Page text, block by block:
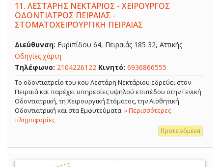
11. ΛΕΣΤΑΡΗΣ ΝΕΚΤΑΡΙΟΣ - ΧΕΙΡΟΥΡΓΟΣ
ΟΔΟΝΤΙΑΤΡΟΣ ΠΕΙΡΑΙΑΣ -
ΣΤΟΜΑΤΟΧΕΙΡΟΥΡΓΙΚΗ ΠΕΙΡΑΙΑΣ
Διεύθυνση: Ευριπίδου 64, Πειραιάς 185 32, Αττικής
Οδηγίες χάρτη
Τηλέφωνο: 2104226122 Κινητό: 6936866555
Το οδοντιατρείο του κου Λεστάρη Νεκτάριου εδρεύει στον
Πειραιά και παρέχει υπηρεσίες υψηλού επιπέδου στην Γενική
Οδοντιατρική, τη Χειρουργική Στόματος, την Αισθητική
Οδοντιατρική και στα Εμφυτεύματα. » Περισσότερες
πληροφορίες
Προτεινόμενα